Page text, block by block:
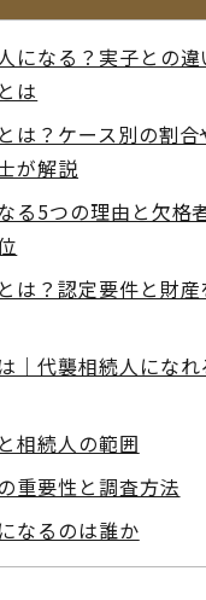
になる？実子との違
は
は？ケース別の割合
が解説
る5つの理由と欠格
は？認定要件と財産
｜代襲相続人にな
相続人の範囲
重要性と調査方法
なるのは誰か